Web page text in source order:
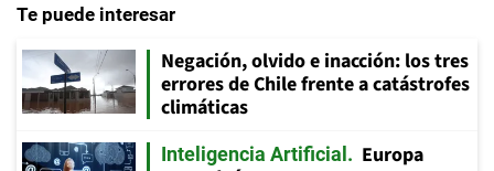
Te puede interesar
Negación, olvido e inacción: los tres
errores de Chile frente a catástrofes
climáticas
Inteligencia Artificial
Europa